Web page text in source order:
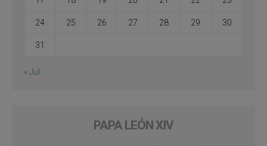
24 25 26 27 28 29 30
31
« Jul
PAPA LEÓN XIV